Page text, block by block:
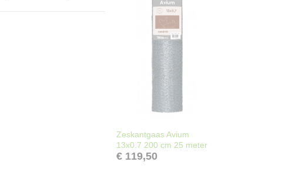
Zeskantgaas Avium
13x0.7 200 cm 25 meter
€ 119,50